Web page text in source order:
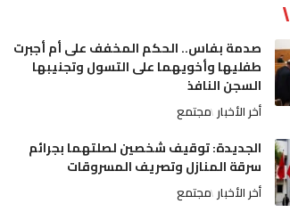
صدمة بفاس.. الحكم المخفف على أم أجبرت
طفليها وأخويهما على التسول وتجنيبها
السجن النافذ
أخر الأخبار مجتمع
الجديدة: توقيف شخصين لصلتهما بجرائم
سرقة المنازل وتصريف المسروقات
أخر الأخبار مجتمع